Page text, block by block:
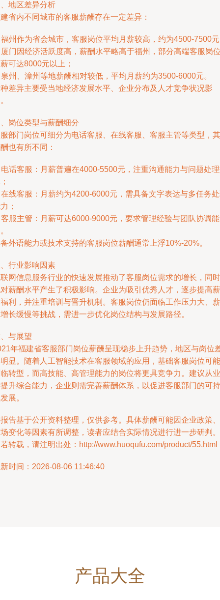
地区差异分析
省内不同城市的客服薪酬存在一定差异：
州作为省会城市，客服岗位平均月薪较高，约为4500-7500
门因经济活跃度高，薪酬水平略高于福州，部分高端客服岗
可达8000元以上；
州、漳州等地薪酬相对较低，平均月薪约为3500-6000元。
差异主要受当地经济发展水平、企业分布及人才竞争状况影
岗位类型与薪酬细分
部门岗位可细分为电话客服、在线客服、客服主管等类型，其
也有所不同：
话客服：月薪普遍在4000-5500元，注重沟通能力与问题处
线客服：月薪约为4200-6000元，需具备文字表达与多任务
；
服主管：月薪可达6000-9000元，要求管理经验与团队协调能
外语能力或技术支持的客服岗位薪酬通常上浮10%-20%。
行业影响因素
网信息服务行业的快速发展推动了客服岗位需求的增长，同时
薪酬水平产生了积极影响。企业为吸引优秀人才，逐步提高薪
利，并注重培训与晋升机制。客服岗位仍面临工作压力大、薪
长缓慢等挑战，需进一步优化岗位结构与发展路径。
与展望
年福建省客服部门岗位薪酬呈现稳步上升趋势，地区与岗位
显。随着人工智能技术在客服领域的应用，基础客服岗位可能
转型，而高技能、高管理能力的岗位将更具竞争力。建议从业
升综合能力，企业则需完善薪酬体系，以促进客服部门的可持
展。
告基于公开资料整理，仅供参考。具体薪酬可能因企业政策、
变化等因素有所调整，读者应结合实际情况进行进一步研判。
转载，请注明出处：http://www.huoqufu.com/product/55.html
时间：2026-08-06 11:46:40
产品大全